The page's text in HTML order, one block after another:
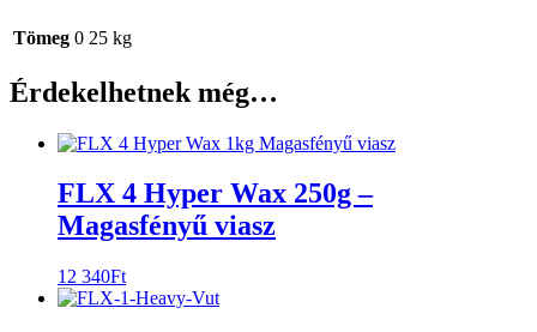
Tömeg 0 25 kg
Érdekelhetnek még…
FLX 4 Hyper Wax 250g –
Magasfényű viasz
12 340Ft